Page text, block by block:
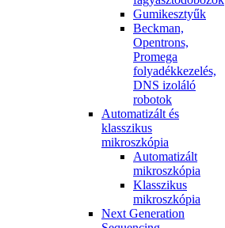
Gumikesztyűk
Beckman,
Opentrons,
Promega
folyadékkezelés,
DNS izoláló
robotok
Automatizált és
klasszikus
mikroszkópia
Automatizált
mikroszkópia
Klasszikus
mikroszkópia
Next Generation